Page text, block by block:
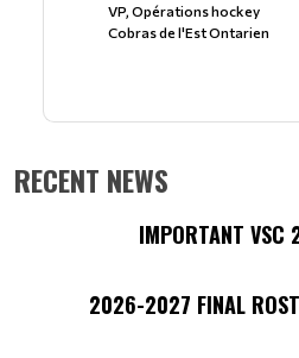
VP, Opérations hockey
Cobras de l'Est Ontarien
RECENT NEWS
IMPORTANT
2026-2027 FINAL